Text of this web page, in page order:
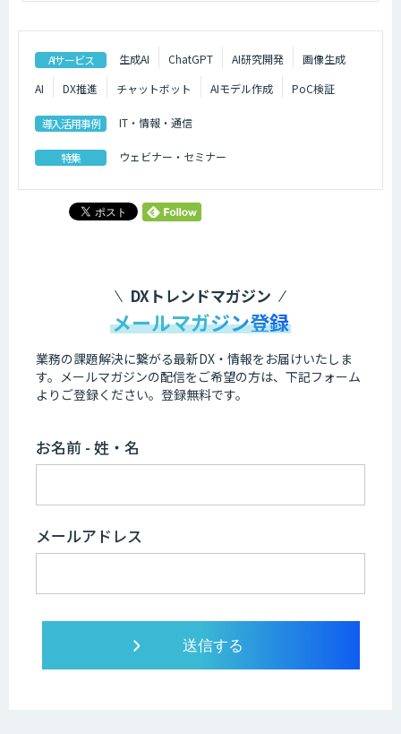
AIサービス 生成AI ChatGPT AI研究開発
画像生成
AI
DX推進 チャットボット AIモデル作成 PoC検証
導入活用事例 IT・情報・通信
特集 ウェビナー・セミナー
DXトレンドマガジン
メールマガジン登録
業務の課題解決に繋がる最新DX・情報をお届けいたしま
す。 メールマガジンの配信をご希望の方は、下記フォーム
よりご登録ください。登録無料です。
お名前 - 姓・名
メールアドレス